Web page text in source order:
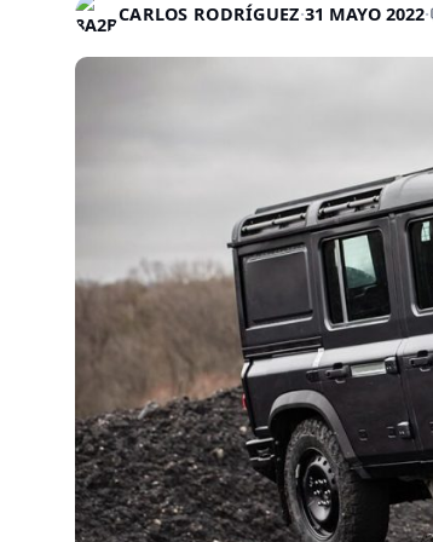
CARLOS RODRÍGUEZ·31 MAYO 2022·